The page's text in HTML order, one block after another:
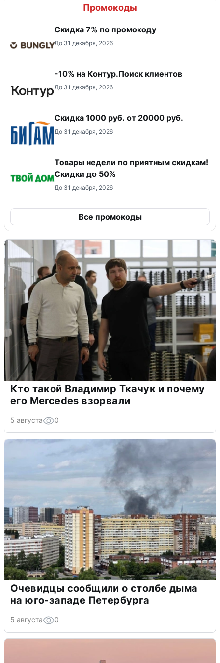
Промокоды
Скидка 7% по промокоду
До 31 декабря, 2026
-10% на Контур.Поиск клиентов
До 31 декабря, 2026
​Скидка 1000 руб. от 20000 руб.
До 31 декабря, 2026
Товары недели по приятным скидкам!
Скидки до 50%
До 31 декабря, 2026
Все промокоды
Кто такой Владимир Ткачук и почему
его Mercedes взорвали
5 августа 0
Очевидцы сообщили о столбе дыма
на юго-западе Петербурга
5 августа 0